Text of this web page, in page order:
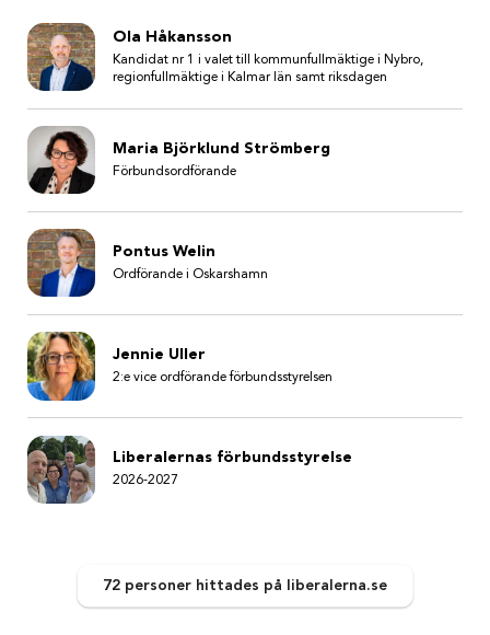
Ola Håkansson
Kandidat nr 1 i valet till kommunfullmäktige i Nybro,
regionfullmäktige i Kalmar län samt riksdagen
Maria Björklund Strömberg
Förbundsordförande
Pontus Welin
Ordförande i Oskarshamn
Jennie Uller
2:e vice ordförande förbundsstyrelsen
Liberalernas förbundsstyrelse
2026-2027
72 personer hittades på liberalerna.se